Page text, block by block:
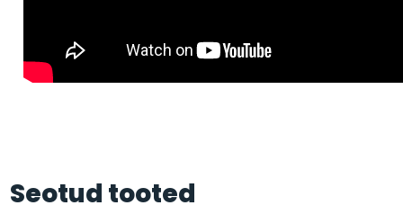
Seotud tooted